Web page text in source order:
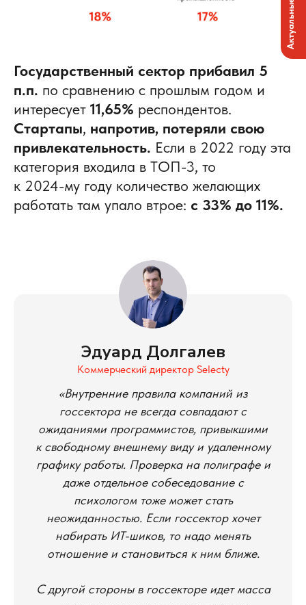
Государственный сектор прибавил 5
п.п. по сравнению с прошлым годом и
интересует 11,65% респондентов.
Стартапы, напротив, потеряли свою
привлекательность. Если в 2022 году эта
категория входила в ТОП-3, то
к 2024-му году количество желающих
работать там упало втрое: с 33% до 11%.
Эдуард Долгалев
Коммерческий директор Selecty
«Внутренние правила компаний из
госсектора не всегда совпадают с
ожиданиями программистов, привыкшими
к свободному внешнему виду и удаленному
графику работы. Проверка на полиграфе и
даже отдельное собеседование с
психологом тоже может стать
неожиданностью. Если госсектор хочет
набирать ИТ-шиков, то надо менять
отношение и становиться к ним ближе.
С другой стороны в госсекторе идет масса